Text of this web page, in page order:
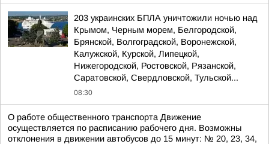
203 украинских БПЛА уничтожили ночью над
Крымом, Черным морем, Белгородской,
Брянской, Волгоградской, Воронежской,
Калужской, Курской, Липецкой,
Нижегородской, Ростовской, Рязанской,
Саратовской, Свердловской, Тульской...
08:30
О работе общественного транспорта Движение
осуществляется по расписанию рабочего дня. Возможны
отклонения в движении автобусов до 15 минут: № 20, 23, 34,